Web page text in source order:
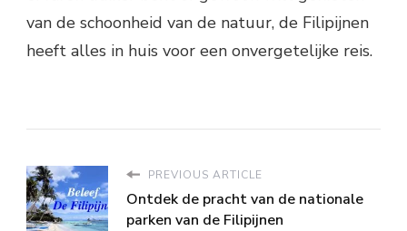
van de schoonheid van de natuur, de Filipijnen
heeft alles in huis voor een onvergetelijke reis.
PREVIOUS ARTICLE
Ontdek de pracht van de nationale
parken van de Filipijnen